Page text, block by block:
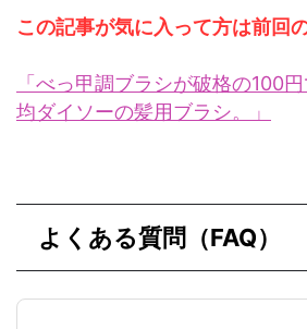
この記事が気に入って方は前回
「べっ甲調ブラシが破格の100
均ダイソーの髪用ブラシ。」
よくある質問（FAQ）